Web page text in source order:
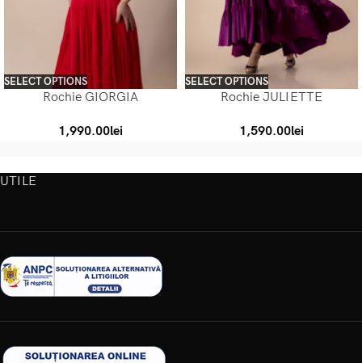
SELECT OPTIONS
Rochie GIORGIA
1,990.00lei
SELECT OPTIONS
Rochie JULIETTE
1,590.00lei
UTILE